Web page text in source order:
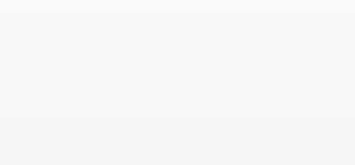
Duo 170х75